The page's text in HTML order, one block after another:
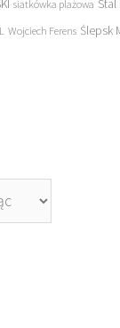
siatkówka plażowa Stal
Wojciech Ferens Ślepsk